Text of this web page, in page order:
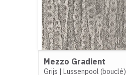
Mezzo Gradient
Grijs | Lussenpool (bouclé)